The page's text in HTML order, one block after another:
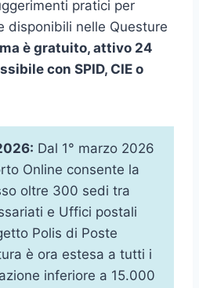
pratici per
disponibili nelle Questure
è gratuito, attivo 24
con SPID, CIE o
Dal 1° marzo 2026
Online consente la
oltre 300 sedi tra
e Uffici postali
Polis di Poste
è ora estesa a tutti i
inferiore a 15.000